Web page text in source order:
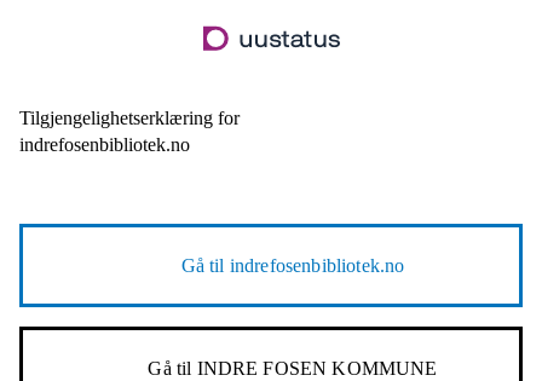
til
Tilgjengelighetserklæring for
indrefosenbibliotek.no
Gå til indrefosenbibliotek.no
Gå til INDRE FOSEN KOMMUNE